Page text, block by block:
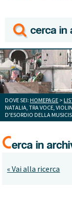
DOVE SEI: HOMEPAGE >
NATALIA, TRA VOCE,
D'ESORDIO DELLA
« Vai alla ricerca